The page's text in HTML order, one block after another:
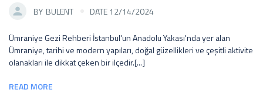
BY BULENT DATE 12/14/2024
Ümraniye Gezi Rehberi İstanbul'un Anadolu Yakası'nda yer alan
Ümraniye, tarihi ve modern yapıları, doğal güzellikleri ve çeşitli aktivite
olanakları ile dikkat çeken bir ilçedir.[...]
READ MORE